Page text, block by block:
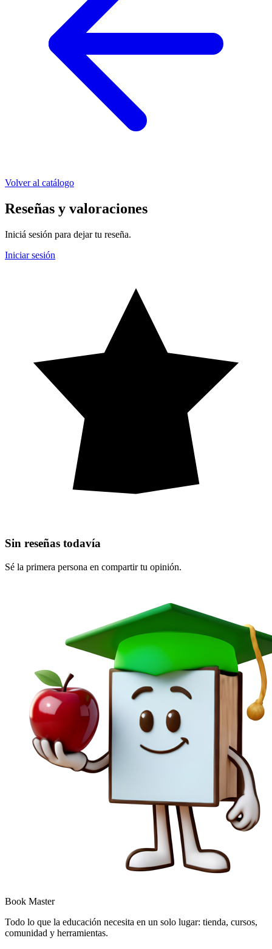
Volver al catálogo
Reseñas y valoraciones
Iniciá sesión para dejar tu reseña.
Iniciar sesión
Sin reseñas todavía
Sé la primera persona en compartir tu opinión.
Book Master
Todo lo que la educación necesita en un solo lugar: tienda, cursos,
comunidad y herramientas.